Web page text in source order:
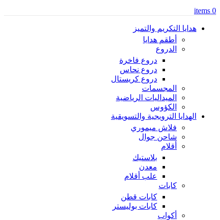
0
items
هدايا التكريم والتميز
أطقم هدايا
الدروع
دروع فاخرة
دروع نحاس
دروع كريستال
المجسمات
الميداليات الرياضية
الكؤوس
الهدايا الترويجية والتسويقية
فلاش ميموري
شاحن جوال
أقلام
بلاستيك
معدن
علب أقلام
كابات
كابات قطن
كابات بوليستر
أكواب